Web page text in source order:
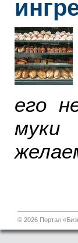
его
муки
© 2026 Портал